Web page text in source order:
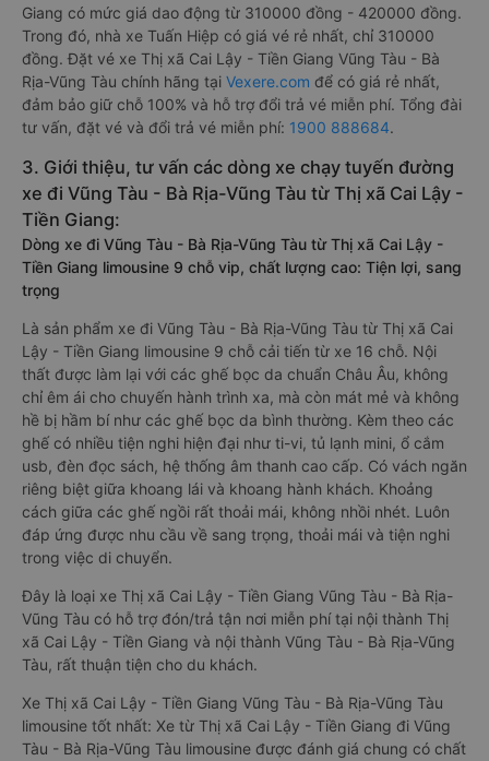
Giang có mức giá dao động từ 310000 đồng - 420000 đồng.
Trong đó, nhà xe Tuấn Hiệp có giá vé rẻ nhất, chỉ 310000
đồng. Đặt vé xe Thị xã Cai Lậy - Tiền Giang Vũng Tàu - Bà
Rịa-Vũng Tàu chính hãng tại Vexere.com để có giá rẻ nhất,
đảm bảo giữ chỗ 100% và hỗ trợ đổi trả vé miễn phí. Tổng đài
tư vấn, đặt vé và đổi trả vé miễn phí: 1900 888684.
3. Giới thiệu, tư vấn các dòng xe chạy tuyến đường
xe đi Vũng Tàu - Bà Rịa-Vũng Tàu từ Thị xã Cai Lậy -
Tiền Giang:
Dòng xe đi Vũng Tàu - Bà Rịa-Vũng Tàu từ Thị xã Cai Lậy -
Tiền Giang limousine 9 chỗ vip, chất lượng cao: Tiện lợi, sang
trọng
Là sản phẩm xe đi Vũng Tàu - Bà Rịa-Vũng Tàu từ Thị xã Cai
Lậy - Tiền Giang limousine 9 chỗ cải tiến từ xe 16 chỗ. Nội
thất được làm lại với các ghế bọc da chuẩn Châu Âu, không
chỉ êm ái cho chuyến hành trình xa, mà còn mát mẻ và không
hề bị hầm bí như các ghế bọc da bình thường. Kèm theo các
ghế có nhiều tiện nghi hiện đại như ti-vi, tủ lạnh mini, ổ cắm
usb, đèn đọc sách, hệ thống âm thanh cao cấp. Có vách ngăn
riêng biệt giữa khoang lái và khoang hành khách. Khoảng
cách giữa các ghế ngồi rất thoải mái, không nhồi nhét. Luôn
đáp ứng được nhu cầu về sang trọng, thoải mái và tiện nghi
trong việc di chuyển.
Đây là loại xe Thị xã Cai Lậy - Tiền Giang Vũng Tàu - Bà Rịa-
Vũng Tàu có hỗ trợ đón/trả tận nơi miễn phí tại nội thành Thị
xã Cai Lậy - Tiền Giang và nội thành Vũng Tàu - Bà Rịa-Vũng
Tàu, rất thuận tiện cho du khách.
Xe Thị xã Cai Lậy - Tiền Giang Vũng Tàu - Bà Rịa-Vũng Tàu
limousine tốt nhất: Xe từ Thị xã Cai Lậy - Tiền Giang đi Vũng
Tàu - Bà Rịa-Vũng Tàu limousine được đánh giá chung có chất